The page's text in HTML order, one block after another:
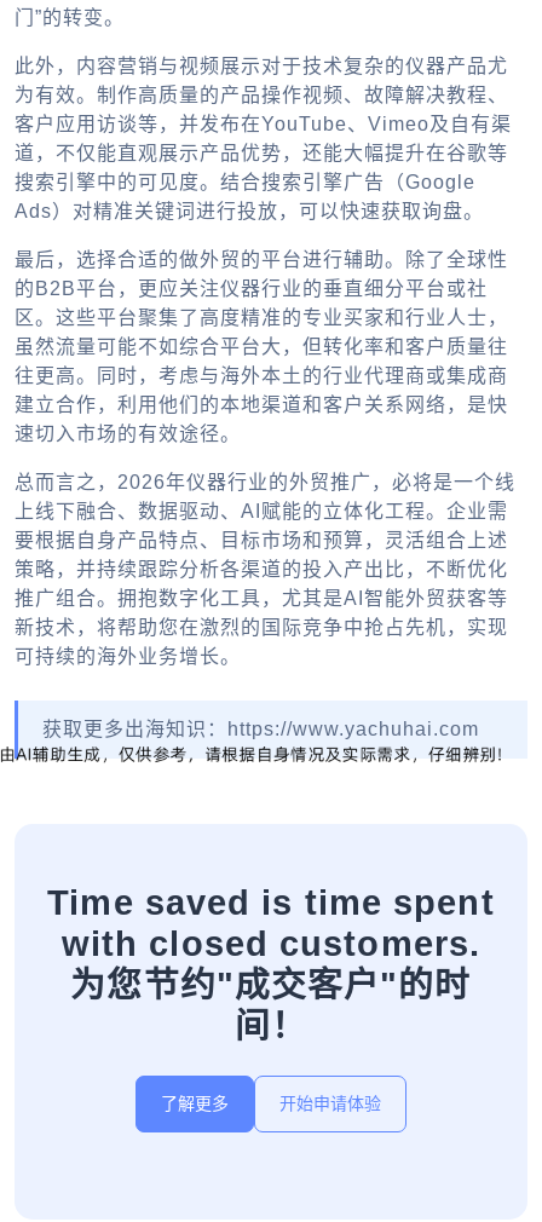
门”的转变。
此外，内容营销与视频展示对于技术复杂的仪器产品尤
为有效。制作高质量的产品操作视频、故障解决教程、
客户应用访谈等，并发布在YouTube、Vimeo及自有渠
道，不仅能直观展示产品优势，还能大幅提升在谷歌等
搜索引擎中的可见度。结合搜索引擎广告（Google
Ads）对精准关键词进行投放，可以快速获取询盘。
最后，选择合适的做外贸的平台进行辅助。除了全球性
的B2B平台，更应关注仪器行业的垂直细分平台或社
区。这些平台聚集了高度精准的专业买家和行业人士，
虽然流量可能不如综合平台大，但转化率和客户质量往
往更高。同时，考虑与海外本土的行业代理商或集成商
建立合作，利用他们的本地渠道和客户关系网络，是快
速切入市场的有效途径。
总而言之，2026年仪器行业的外贸推广，必将是一个线
上线下融合、数据驱动、AI赋能的立体化工程。企业需
要根据自身产品特点、目标市场和预算，灵活组合上述
策略，并持续跟踪分析各渠道的投入产出比，不断优化
推广组合。拥抱数字化工具，尤其是AI智能外贸获客等
新技术，将帮助您在激烈的国际竞争中抢占先机，实现
可持续的海外业务增长。
获取更多出海知识：https://www.yachuhai.com
Time saved is time spent
with closed customers.
为您节约"成交客户"的时
间！
了解更多 开始申请体验